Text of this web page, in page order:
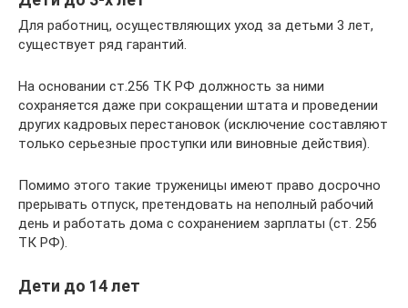
Для работниц, осуществляющих уход за детьми 3 лет,
существует ряд гарантий.
На основании ст.256 ТК РФ должность за ними
сохраняется даже при сокращении штата и проведении
других кадровых перестановок (исключение составляют
только серьезные проступки или виновные действия).
Помимо этого такие труженицы имеют право досрочно
прерывать отпуск, претендовать на неполный рабочий
день и работать дома с сохранением зарплаты (ст. 256
ТК РФ).
Дети до 14 лет